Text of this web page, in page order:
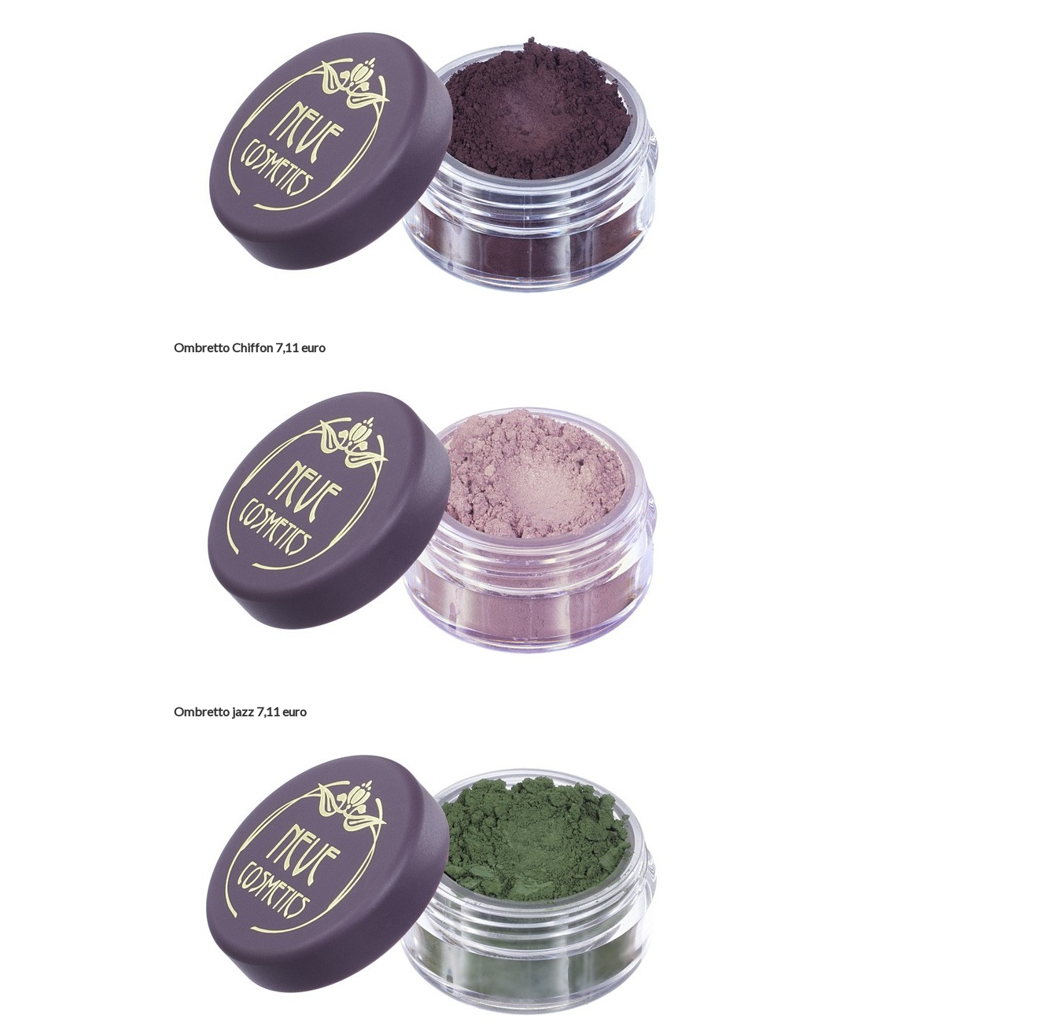
Ombretto Chiffon 7,11 euro
Ombretto jazz 7,11 euro